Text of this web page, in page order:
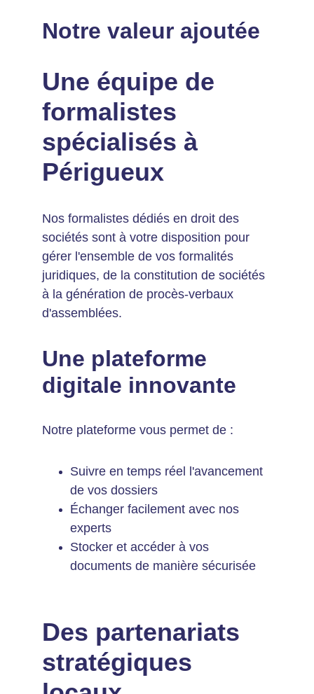
Notre valeur ajoutée
Une équipe de
formalistes
spécialisés à
Périgueux
Nos formalistes dédiés en droit des
sociétés sont à votre disposition pour
gérer l'ensemble de vos formalités
juridiques, de la constitution de sociétés
à la génération de procès-verbaux
d'assemblées.
Une plateforme
digitale innovante
Notre plateforme vous permet de :
Suivre en temps réel l'avancement
de vos dossiers
Échanger facilement avec nos
experts
Stocker et accéder à vos
documents de manière sécurisée
Des partenariats
stratégiques